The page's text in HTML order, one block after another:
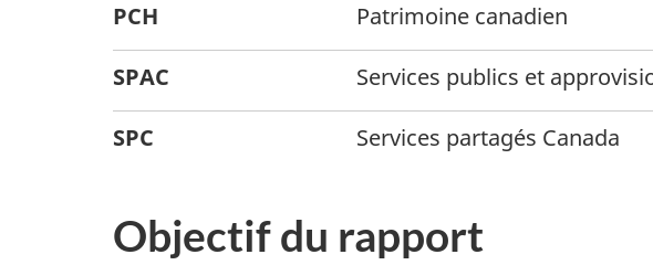
PCH Patrimoine canadien
SPAC Services publics et
SPC Services partagés Canada
Objectif du rapport